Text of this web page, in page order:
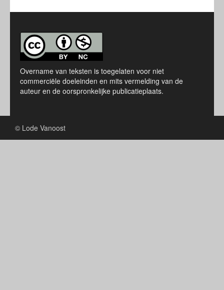
Overname van teksten is toegelaten voor niet
commerciële doeleinden en mits vermelding van de
auteur en de oorspronkelijke publicatieplaats.
© Lode Vanoost